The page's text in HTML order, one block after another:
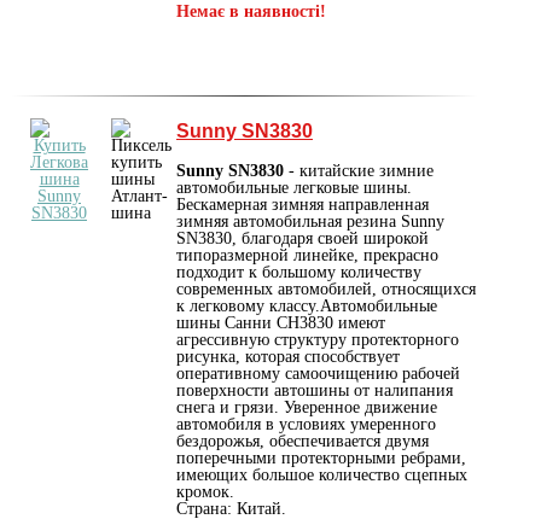
Немає в наявності!
Sunny SN3830
Sunny SN3830 - китайские зимние
автомобильные легковые шины.
Бескамерная зимняя направленная
зимняя автомобильная резина Sunny
SN3830, благодаря своей широкой
типоразмерной линейке, прекрасно
подходит к большому количеству
современных автомобилей, относящихся
к легковому классу.Автомобильные
шины Санни СН3830 имеют
агрессивную структуру протекторного
рисунка, которая способствует
оперативному самоочищению рабочей
поверхности автошины от налипания
снега и грязи. Уверенное движение
автомобиля в условиях умеренного
бездорожья, обеспечивается двумя
поперечными протекторными ребрами,
имеющих большое количество сцепных
кромок.
Страна: Китай.